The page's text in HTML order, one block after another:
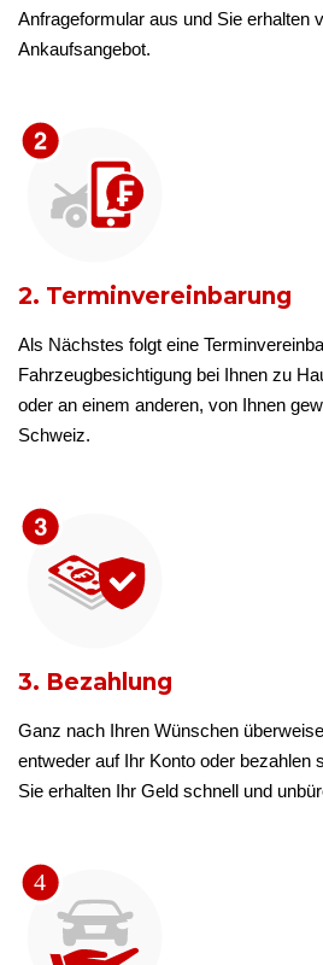
Anfrageformular aus und Sie erhalten
Ankaufsangebot.
2. Terminvereinbarung
Als Nächstes folgt eine
Fahrzeugbesichtigung bei Ihnen zu
oder an einem anderen, von Ihnen
Schweiz.
3. Bezahlung
Ganz nach Ihren Wünschen
entweder auf Ihr Konto oder bezahlen
Sie erhalten Ihr Geld schnell und